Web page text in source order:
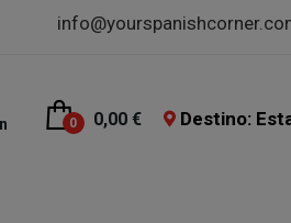
0 0,00 € Destino: